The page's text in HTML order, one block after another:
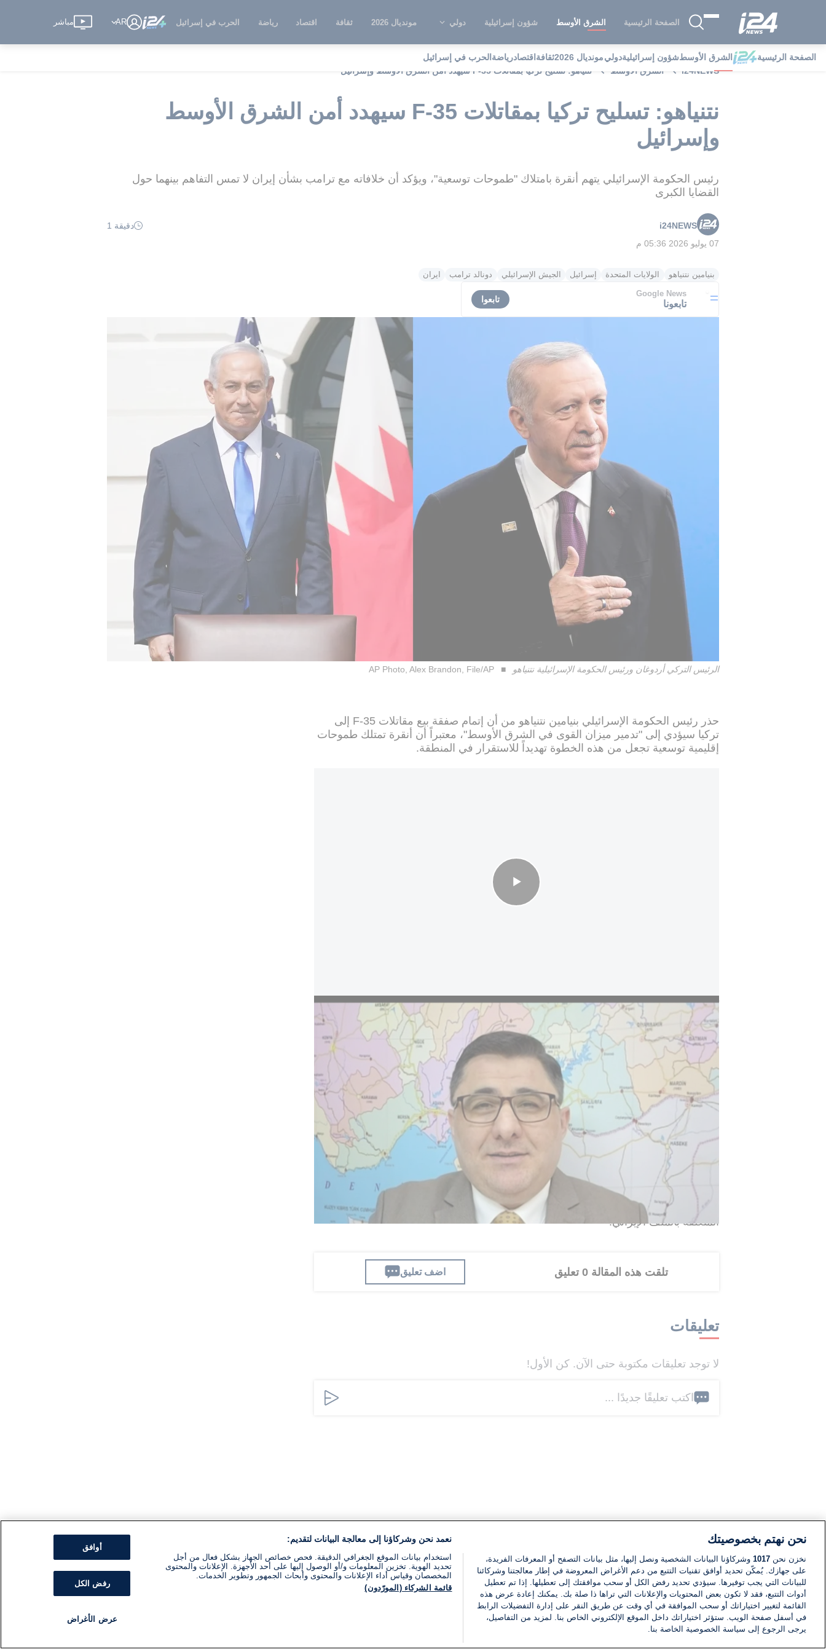
الصفحة الرئيسية الشرق الأوسط شؤون إسرائيلية دولي مونديال 2026 ثقافة اقتصاد رياضة الحرب في إسرائيل AR مباشر
الصفحة الرئيسية الشرق الأوسطشؤون إسرائيليةدوليمونديال 2026 ثقافة اقتصادرياضة الحرب في إسرائيل
i24NEWS
الشرق الأوسط نتنياهو: تسليح تركيا بمقاتلات F-35 سيهدد أمن الشرق الأوسط وإسرائيل
نتنياهو: تسليح تركيا بمقاتلات F-35 سيهدد أمن الشرق الأوسط
وإسرائيل
رئيس الحكومة الإسرائيلي يتهم أنقرة بامتلاك "طموحات توسعية"، ويؤكد أن خلافاته مع ترامب بشأن إيران لا تمس التفاهم بينهما حول
القضايا الكبرى
i24NEWS
دقيقة 1
07 يوليو 2026 05:36 م
بنيامين نتنياهو الولايات المتحدة إسرائيل الجيش الإسرائيلي دونالد ترامب ايران
Google News
تابعونا تابعوا
الرئيس التركي أردوغان ورئيس الحكومة الإسرائيلية نتنياهو AP Photo, Alex Brandon, File/AP
حذر رئيس الحكومة الإسرائيلي بنيامين نتنياهو من أن إتمام صفقة بيع مقاتلات F-35 إلى
تركيا سيؤدي إلى "تدمير ميزان القوى في الشرق الأوسط"، معتبراً أن أنقرة تمتلك طموحات
إقليمية توسعية تجعل من هذه الخطوة تهديداً للاستقرار في المنطقة.
"قمة الناتو في أنقرة استثنائية وستشكل محورا مفصليا للدور التركي في المنطقة"
وفي مقابلة مع شبكة CNN، قال نتنياهو إن تركيا تعلن بشكل صريح رغبتها في استعادة نفوذ
الإمبراطورية العثمانية، مضيفاً أن هذه الطموحات تشمل، بحسب وصفه، مناطق في سوريا
والأردن وإسرائيل ودولاً في الخليج.
وأضاف: "إذا منحت نظاماً راديكالياً مثل هذا القدرات التي توفرها مقاتلات F-35، فإن ذلك
سيقود إلى مزيد من العدوانية. أنا شخصياً لا أعتقد أنه ينبغي القيام بذلك".
وفي سياق آخر، تطرق نتنياهو إلى علاقته بالرئيس الأمريكي دونالد ترامب، مؤكداً أن وجود
تباينات في وجهات النظر بشأن الملف الإيراني لا يلغي التوافق بينهما حول القضايا
الاستراتيجية الكبرى.
وقال: "رغم وجود خلافات مع ترامب بشأن إيران، فإننا نرى الأمور نفسها عندما يتعلق الأمر
بالقضايا الكبرى"، مضيفاً أن الوقت لا يزال مبكراً لتحديد المسار الذي ستتخذه التطورات
المتعلقة بالملف الإيراني.
تلقت هذه المقالة 0 تعليق اضف تعليق
تعليقات
لا توجد تعليقات مكتوبة حتى الآن. كن الأول!
اكتب تعليقًا جديدًا ...
نحن نهتم بخصوصيتك
نخزن نحن 1017 وشركاؤنا البيانات الشخصية ونصل إليها، مثل بيانات التصفح أو المعرفات الفريدة،
على جهازك. يُمكّن تحديد أوافق تقنيات التتبع من دعم الأغراض المعروضة في إطار معالجتنا وشركائنا
للبيانات التي يجب توفيرها. سيؤدي تحديد رفض الكل أو سحب موافقتك إلى تعطيلها. إذا تم تعطيل
أدوات التتبع، فقد لا تكون بعض المحتويات والإعلانات التي تراها ذا صلة بك. يمكنك إعادة عرض هذه
القائمة لتغيير اختياراتك أو سحب الموافقة في أي وقت عن طريق النقر على إدارة التفضيلات الرابط
في أسفل صفحة الويب. ستؤثر اختياراتك داخل الموقع الإلكتروني الخاص بنا. لمزيد من التفاصيل،
يرجى الرجوع إلى سياسة الخصوصية الخاصة بنا.
نعمد نحن وشركاؤنا إلى معالجة البيانات لتقديم:
استخدام بيانات الموقع الجغرافي الدقيقة. فحص خصائص الجهاز بشكل فعال من أجل
تحديد الهوية. تخزين المعلومات و/أو الوصول إليها على أحد الأجهزة. الإعلانات والمحتوى
المخصصان وقياس أداء الإعلانات والمحتوى وأبحاث الجمهور وتطوير الخدمات.
قائمة الشركاء (المورّدون)
أوافق
رفض الكل
عرض الأغراض